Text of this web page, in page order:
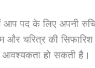
पद के लिए अपनी रुचि
और चरित्र की
हो सकती है।